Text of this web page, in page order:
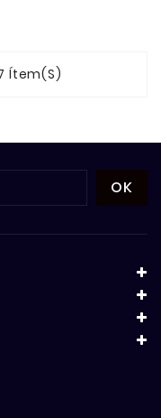
Ítem(s)